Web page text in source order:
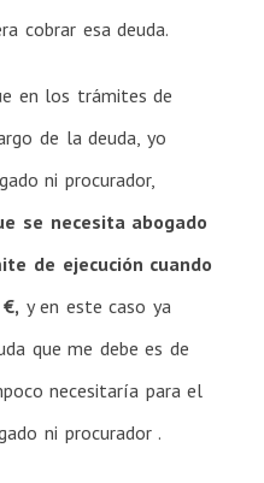
cobrar esa deuda.
en los trámites de
de la deuda, yo
ni procurador,
se necesita abogado
de ejecución cuando
y en este caso ya
que me debe es de
necesitaría para el
ni procurador .